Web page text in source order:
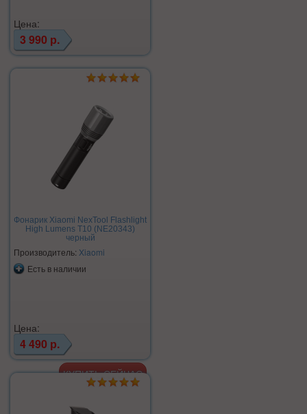
Цена:
3 990 р.
Фонарик Xiaomi NexTool Flashlight
High Lumens T10 (NE20343)
черный
Производитель: Xiaomi
Есть в наличии
Цена:
4 490 р.